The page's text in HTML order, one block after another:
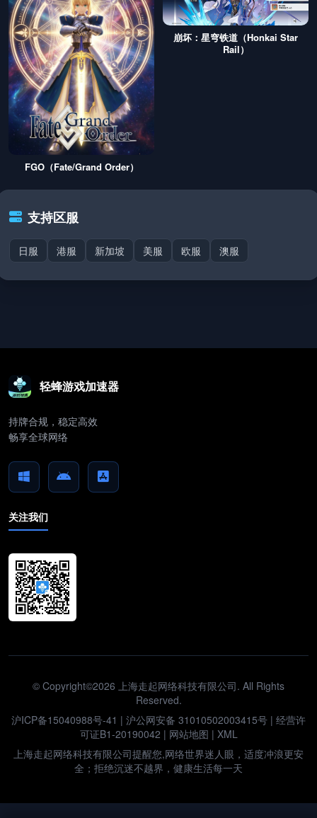
FGO（Fate/Grand Order）
崩坏：星穹铁道（Honkai Star
Rail）
支持区服
日服 港服 新加坡 美服 欧服 澳服
轻蜂游戏加速器
持牌合规，稳定高效
畅享全球网络
关注我们
© Copyright©2026 上海走起网络科技有限公司. All Rights
Reserved.
沪ICP备15040988号-41 | 沪公网安备 31010502003415号 | 经营许
可证B1-20190042 | 网站地图 | XML
上海走起网络科技有限公司提醒您,网络世界迷人眼，适度冲浪更安
全；拒绝沉迷不越界，健康生活每一天